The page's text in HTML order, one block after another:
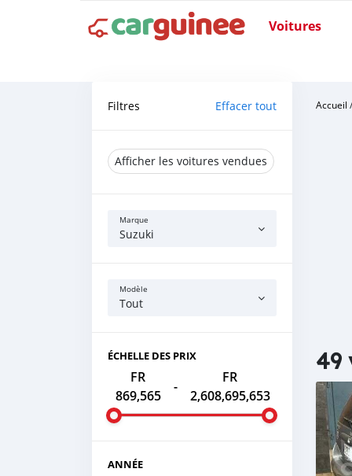
Voitures
Filtres Effacer tout
Afficher les voitures vendues
Marque
Suzuki
Modèle
Tout
ÉCHELLE DES PRIX
FR
869,565
-
FR
2,608,695,653
ANNÉE
Accueil
49